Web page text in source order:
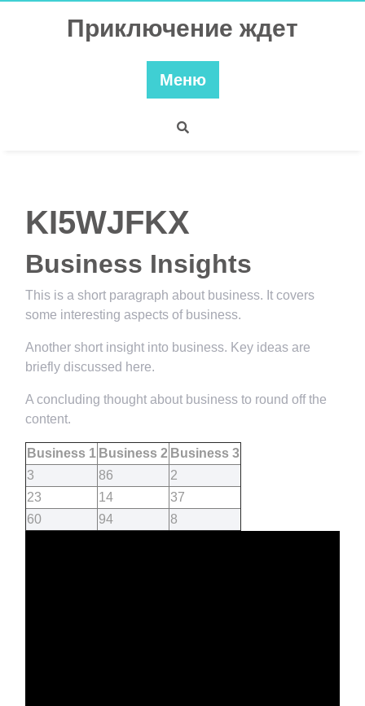
Приключение ждет
Меню
KI5WJFKX
Business Insights
This is a short paragraph about business. It covers
some interesting aspects of business.
Another short insight into business. Key ideas are
briefly discussed here.
A concluding thought about business to round off the
content.
Business 1 Business 2 Business 3
3
86
2
23
14
37
60
94 8